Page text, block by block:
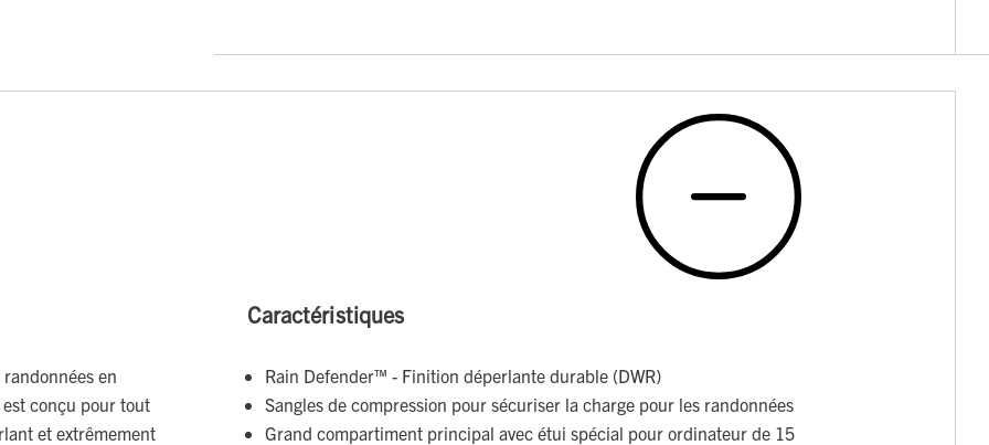
en
conçu pour tout
et extrêmement
Caractéristiques
Rain Defender™ - Finition déperlante durable (DWR)
Sangles de compression pour sécuriser la charge pour les randonnées
Grand compartiment principal avec étui spécial pour ordinateur de 15